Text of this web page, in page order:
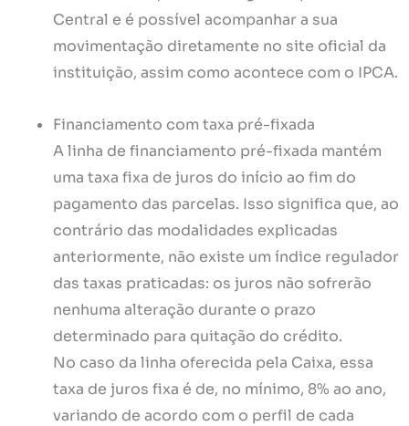
Central e é possível acompanhar a sua
movimentação diretamente no site oficial da
instituição, assim como acontece com o IPCA.
Financiamento com taxa pré-fixada
A linha de financiamento pré-fixada mantém
uma taxa fixa de juros do início ao fim do
pagamento das parcelas. Isso significa que, ao
contrário das modalidades explicadas
anteriormente, não existe um índice regulador
das taxas praticadas: os juros não sofrerão
nenhuma alteração durante o prazo
determinado para quitação do crédito.
No caso da linha oferecida pela Caixa, essa
taxa de juros fixa é de, no mínimo, 8% ao ano,
variando de acordo com o perfil de cada